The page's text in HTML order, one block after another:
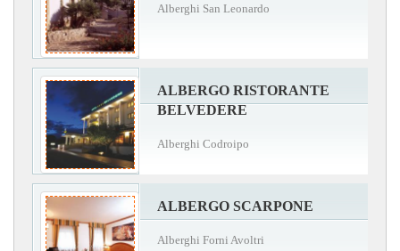
Alberghi San Leonardo
ALBERGO RISTORANTE
BELVEDERE
Alberghi Codroipo
ALBERGO SCARPONE
Alberghi Forni Avoltri